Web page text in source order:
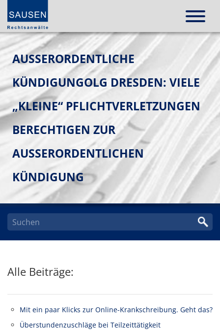
AUSSERORDENTLICHE K
ÜNDIGUNGOLG DRESDEN: VIELE „
KLEINE“ PFLICHTVERLETZUNGEN B
ERECHTIGEN ZUR A
USSERORDENTLICHEN KÜ
NDIGUNG
Alle Beiträge:
Mit ein paar Klicks zur Online-Krankschreibung. Geht das?
Überstundenzuschläge bei Teilzeittätigkeit